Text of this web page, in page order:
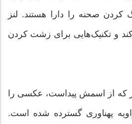
صحنه را دارا هستند. لنز
و تکنیک‌هایی برای زشت کردن
که از اسمش پیداست، عکسی را
پهناوری گسترده شده است.